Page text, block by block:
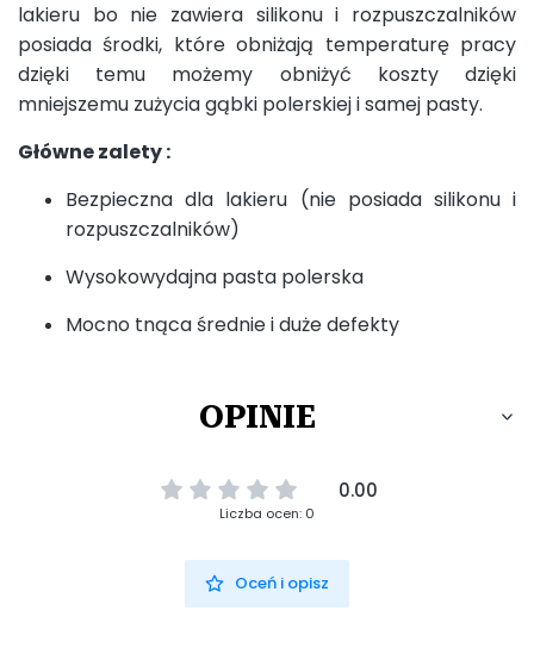
lakieru bo nie zawiera silikonu i rozpuszczalników
posiada środki, które obniżają temperaturę pracy
dzięki temu możemy obniżyć koszty dzięki
mniejszemu zużycia gąbki polerskiej i samej pasty.
Główne zalety :
Bezpieczna dla lakieru (nie posiada silikonu i
rozpuszczalników)
Wysokowydajna pasta polerska
Mocno tnąca średnie i duże defekty
OPINIE
0.00
Liczba ocen: 0
Oceń i opisz